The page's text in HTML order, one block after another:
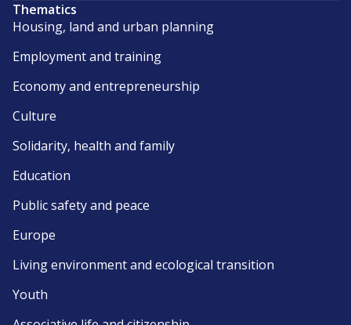
Thematics
Housing, land and urban planning
Employment and training
Economy and entrepreneurship
Culture
Solidarity, health and family
Education
Public safety and peace
Europe
Living environment and ecological transition
Youth